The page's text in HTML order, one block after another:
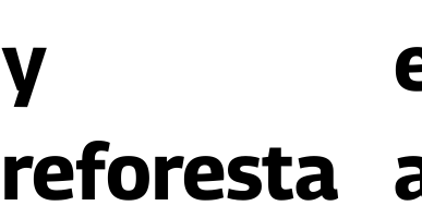
y
reforesta